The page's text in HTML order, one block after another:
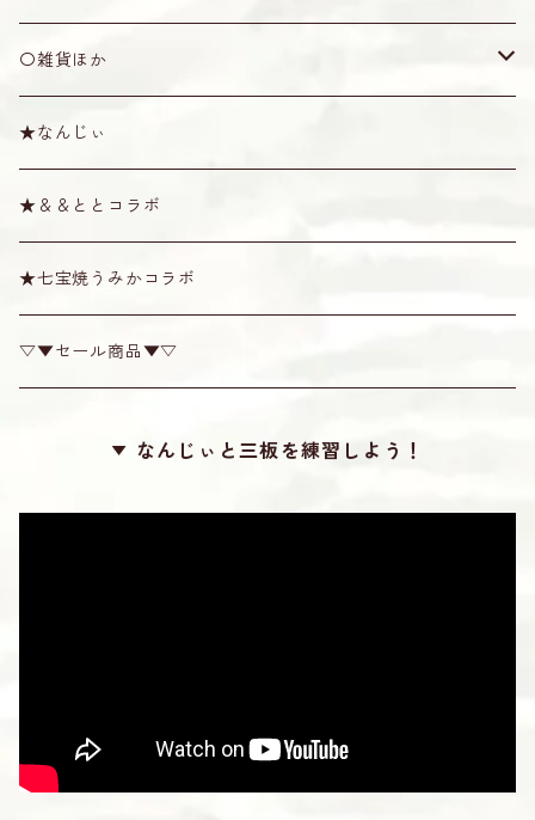
その他
紫檀
梅
袋
ソフトケース
ショルダー・天キャップ
ショルダー
天キャップ
その他
唄口
ハブ油・松脂
スタンド
その他
〇雑貨ほか
棹拭きクロス
Tシャツ
その他雑貨
★なんじぃ
★＆＆ととコラボ
★七宝焼うみかコラボ
▽▼セール商品▼▽
なんじぃと三板を練習しよう！